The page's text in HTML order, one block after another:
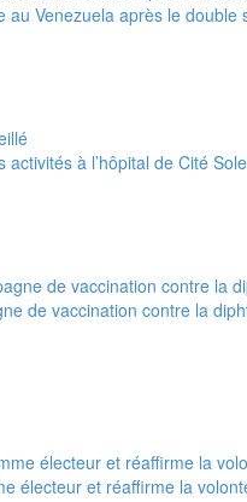
au Venezuela après le double
à l’hôpital de Cité
de vaccination contre la
électeur et réaffirme la